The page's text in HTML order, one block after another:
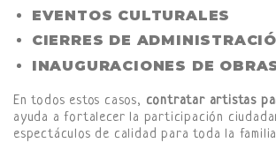
EVENTOS CULTURALES
CIERRES DE
INAUGURACIONES DE
En todos estos casos, contratar artistas
ayuda a fortalecer la participación
espectáculos de calidad para toda la